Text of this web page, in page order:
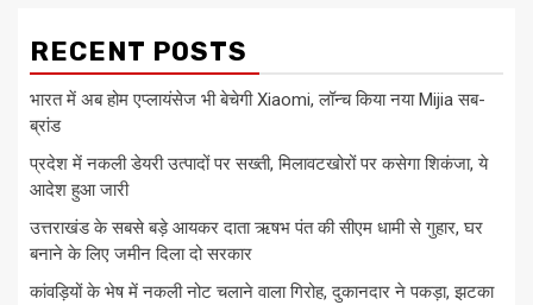
RECENT POSTS
भारत में अब होम एप्लायंसेज भी बेचेगी Xiaomi, लॉन्च किया नया Mijia सब-
ब्रांड
प्रदेश में नकली डेयरी उत्पादों पर सख्ती, मिलावटखोरों पर कसेगा शिकंजा, ये
आदेश हुआ जारी
उत्तराखंड के सबसे बड़े आयकर दाता ऋषभ पंत की सीएम धामी से गुहार, घर
बनाने के लिए जमीन दिला दो सरकार
कांवड़ियों के भेष में नकली नोट चलाने वाला गिरोह, दुकानदार ने पकड़ा, झटका